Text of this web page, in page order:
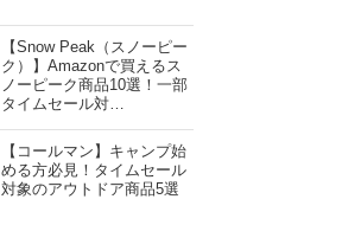
【Snow Peak（スノーピー
ク）】Amazonで買えるス
ノーピーク商品10選！一部
タイムセール対…
【コールマン】キャンプ始
める方必見！タイムセール
対象のアウトドア商品5選